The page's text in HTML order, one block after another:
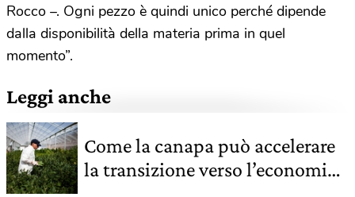
Rocco –. Ogni pezzo è quindi unico perché dipende
dalla disponibilità della materia prima in quel
momento”.
Leggi anche
Come la canapa può accelerare
la transizione verso l’economia